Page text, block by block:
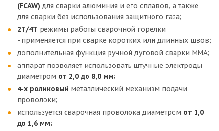
(FCAW) для сварки алюминия и его сплавов, а также
для сварки без использования защитного газа;
2Т/4Т режимы работы сварочной горелки
- применяется при сварке коротких или длинных швов;
дополнительная функция ручной дуговой сварки MMA;
аппарат позволяет использовать штучные электроды
диаметром от 2,0 до 8,0 мм;
4-х роликовый металлический механизм подачи
проволоки;
используется сварочная проволока диаметром от 1,0
до 1,6 мм;